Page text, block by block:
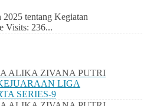
tentang Kegiatan
Visits: 236...
ALIKA ZIVANA PUTRI
LIGA
SERIES-9